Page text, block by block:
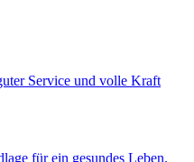
Service und volle Kraft
für ein gesundes Leben.